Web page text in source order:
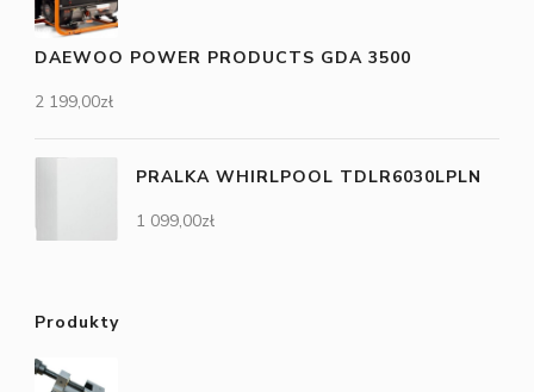
DAEWOO POWER PRODUCTS GDA 3500
2 199,00zł
PRALKA WHIRLPOOL TDLR6030LPLN
1 099,00zł
Produkty